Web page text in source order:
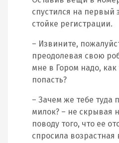
спустился на первый
стойке регистрации.
– Извините,
преодолевая свою
мне в Гором надо,
попасть?
– Зачем же тебе туда
милок? – не скрывая
поводу того, что ее
спросила возрастная